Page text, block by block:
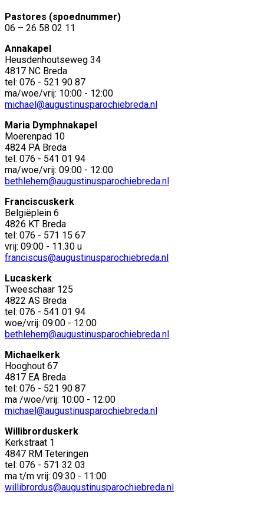
Pastores (spoednummer)
06 – 26 58 02 11
Annakapel
Heusdenhoutseweg 34
4817 NC Breda
tel: 076 - 521 90 87
ma/woe/vrij: 10:00 - 12:00
michael@augustinusparochiebreda.nl
Maria Dymphnakapel
Moerenpad 10
4824 PA Breda
tel: 076 - 541 01 94
ma/woe/vrij: 09:00 - 12:00
bethlehem@augustinusparochiebreda.nl
Franciscuskerk
Belgiëplein 6
4826 KT Breda
tel: 076 - 571 15 67
vrij: 09:00 - 11.30 u
franciscus@augustinusparochiebreda.nl
Lucaskerk
Tweeschaar 125
4822 AS Breda
tel: 076 - 541 01 94
woe/vrij: 09:00 - 12:00
bethlehem@augustinusparochiebreda.nl
Michaelkerk
Hooghout 67
4817 EA Breda
tel: 076 - 521 90 87
ma /woe/vrij: 10:00 - 12:00
michael@augustinusparochiebreda.nl
Willibrorduskerk
Kerkstraat 1
4847 RM Teteringen
tel: 076 - 571 32 03
ma t/m vrij: 09:30 - 11:00
willibrordus@augustinusparochiebreda.nl